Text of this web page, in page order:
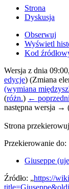
Strona
Dyskusja
Obserwuj
Wyświetl
Kod
Wersja z dnia
edycje) (Zmiana
(wymiana
(różn.) ←
następna wersja →
Strona
Przekierowanie do:
Giuseppe
Źródło: „https://